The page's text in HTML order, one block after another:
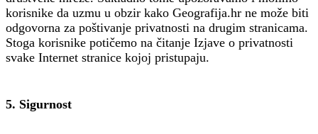
korisnike da uzmu u obzir kako Geografija.hr ne može biti
odgovorna za poštivanje privatnosti na drugim stranicama.
Stoga korisnike potičemo na čitanje Izjave o privatnosti
svake Internet stranice kojoj pristupaju.
5. Sigurnost